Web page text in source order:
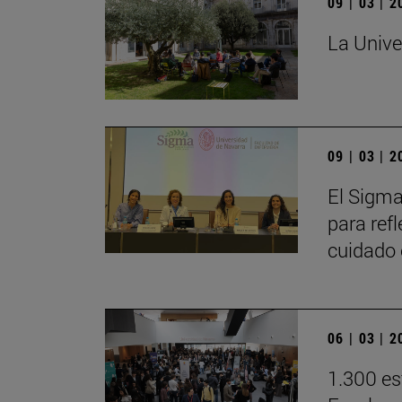
La
09 | 03 |
El
para
cuidado
06 | 03 |
1.300